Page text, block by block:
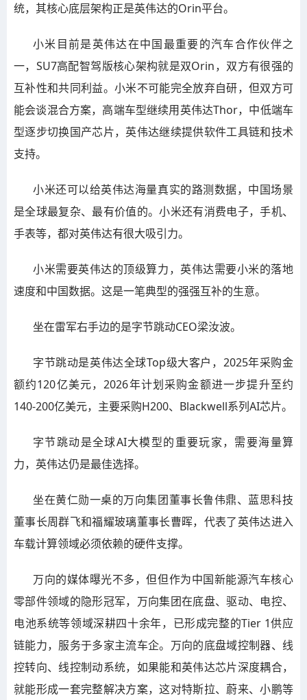
统，其核心底层架构正是英伟达的Orin平台。
小米目前是英伟达在中国最重要的汽车合作伙伴之
一，SU7高配智驾版核心架构就是双Orin，双方有很强的
互补性和共同利益。小米不可能完全放弃自研，但双方可
能会谈混合方案，高端车型继续用英伟达Thor，中低端车
型逐步切换国产芯片，英伟达继续提供软件工具链和技术
支持。
小米还可以给英伟达海量真实的路测数据，中国场景
是全球最复杂、最有价值的。小米还有消费电子，手机、
手表等，都对英伟达有很大吸引力。
小米需要英伟达的顶级算力，英伟达需要小米的落地
速度和中国数据。这是一笔典型的强强互补的生意。
坐在雷军右手边的是字节跳动CEO梁汝波。
字节跳动是英伟达全球Top级大客户，2025年采购金
额约120亿美元，2026年计划采购金额进一步提升至约
140-200亿美元，主要采购H200、Blackwell系列AI芯片。
字节跳动是全球AI大模型的重要玩家，需要海量算
力，英伟达仍是最佳选择。
坐在黄仁勋一桌的万向集团董事长鲁伟鼎、蓝思科技
董事长周群飞和福耀玻璃董事长曹晖，代表了英伟达进入
车载计算领域必须依赖的硬件支撑。
万向的媒体曝光不多，但但作为中国新能源汽车核心
零部件领域的隐形冠军，万向集团在底盘、驱动、电控、
电池系统等领域深耕四十余年，已形成完整的Tier 1供应
链能力，服务于多家主流车企。万向的底盘域控制器、线
控转向、线控制动系统，如果能和英伟达芯片深度耦合，
就能形成一套完整解决方案，这对特斯拉、蔚来、小鹏等